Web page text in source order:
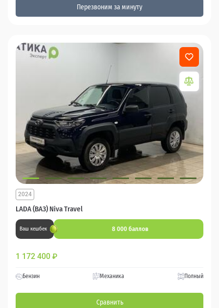
Перезвоним за минуту
LADA (ВАЗ) Niva Travel
2024
Ваш кешбек 8 000 баллов
1 172 400 ₽
Бензин Механика Полный
Сравнить